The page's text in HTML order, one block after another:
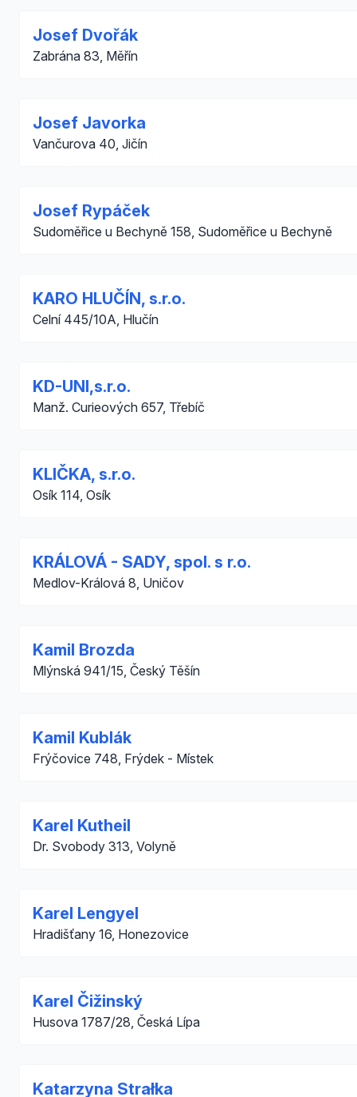
Josef Dvořák
Zabrána 83, Měřín
Josef Javorka
Vančurova 40, Jičín
Josef Rypáček
Sudoměřice u Bechyně 158, Sudoměřice u Bechyně
KARO HLUČÍN, s.r.o.
Celní 445/10A, Hlučín
KD-UNI,s.r.o.
Manž. Curieových 657, Třebíč
KLIČKA, s.r.o.
Osík 114, Osík
KRÁLOVÁ - SADY, spol. s r.o.
Medlov-Králová 8, Uničov
Kamil Brozda
Mlýnská 941/15, Český Těšín
Kamil Kublák
Frýčovice 748, Frýdek - Místek
Karel Kutheil
Dr. Svobody 313, Volyně
Karel Lengyel
Hradišťany 16, Honezovice
Karel Čižinský
Husova 1787/28, Česká Lípa
Katarzyna Strałka